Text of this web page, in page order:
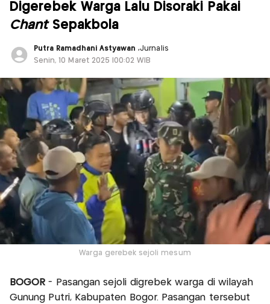
Digerebek Warga Lalu Disoraki Pakai
ChantSepakbola
Putra Ramadhani Astyawan,Jurnalis
Senin, 10 Maret 2025 |00:02 WIB
Warga gerebek sejoli mesum
BOGOR - Pasangan sejoli digrebek warga di wilayah
Gunung Putri, Kabupaten Bogor. Pasangan tersebut